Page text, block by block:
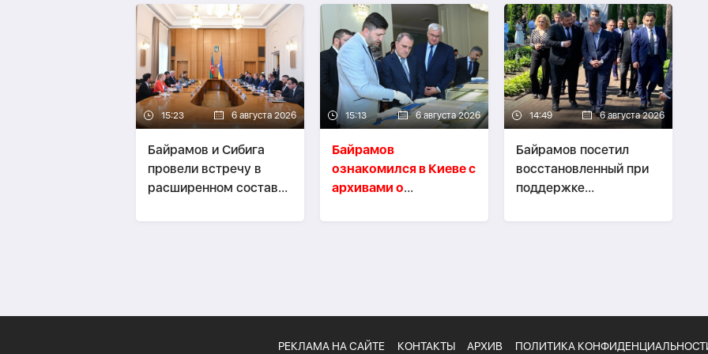
15:23 6 августа 2026
Байрамов и Сибига
провели встречу в
расширенном составе-
15:13 6 августа 2026
Байрамов
ознакомился в Киеве с
архивами о
миссии АДР
14:49 6 августа 2026
Байрамов посетил
восстановленный при
поддержке
РЕКЛАМА НА САЙТЕ КОНТАКТЫ АРХИВ ПОЛИТИКА